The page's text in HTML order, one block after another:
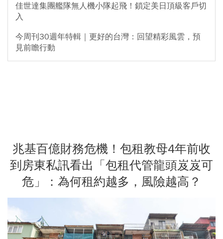
佳世達集團艦隊無人機小隊起飛！鎖定美日頂級客戶切
入
今周刊30週年特輯｜更好的台灣：回望精彩風雲，預
見前瞻行動
兆基百億財務危機！包租教母4年前收
到房東私訊看出「包租代管龍頭岌岌可
危」：為何租約越多，風險越高？